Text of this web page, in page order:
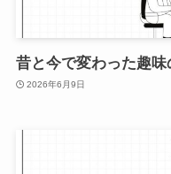
昔と今で変わった趣
2026年6月9日